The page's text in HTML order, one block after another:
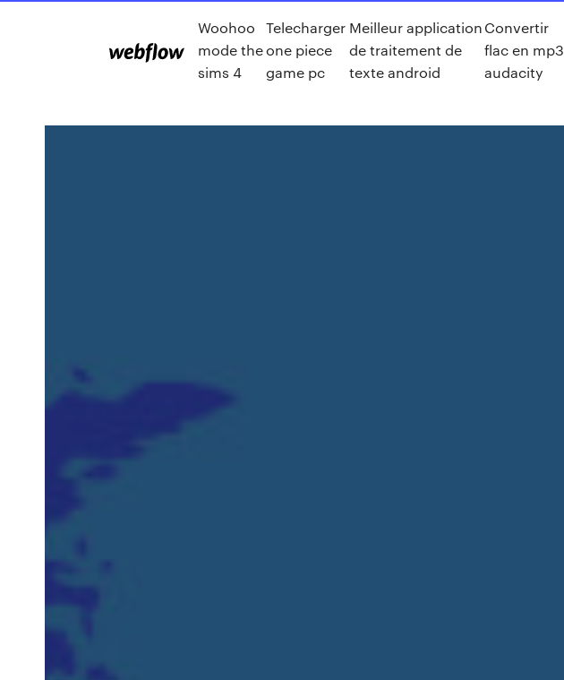
Woohoo
mode the
sims 4
Telecharger
one piece
game pc
Meilleur application
de traitement de
texte android
Convertir
flac en mp3
audacity